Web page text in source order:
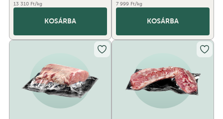
13 310 Ft/kg
KOSÁRBA
7 999 Ft/kg
KOSÁRBA